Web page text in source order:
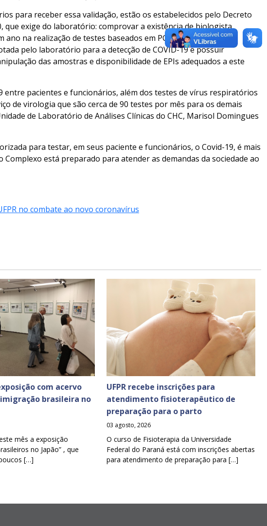
para receber essa validação, estão os estabelecidos pelo Decreto
que exige do laboratório: comprovar a existência de biologista
na realização de testes baseados em PCR em tempo real;
pelo laboratório para a detecção de COVID-19 e possuir
das amostras e disponibilidade de EPIs adequados a este
entre pacientes e funcionários, além dos testes de vírus respiratórios
de virologia que são cerca de 90 testes por mês para os demais
de Laboratório de Análises Clínicas do CHC, Marisol Domingues
para testar, em seus paciente e funcionários, o Covid-19, é mais
Complexo está preparado para atender as demandas da sociedade ao
no combate ao novo coronavírus
com acervo
brasileira no
mês a exposição
no Japão” , que
[…]
UFPR recebe inscrições para
atendimento fisioterapêutico de
preparação para o parto
03 agosto, 2026
O curso de Fisioterapia da Universidade
Federal do Paraná está com inscrições abertas
para atendimento de preparação para […]